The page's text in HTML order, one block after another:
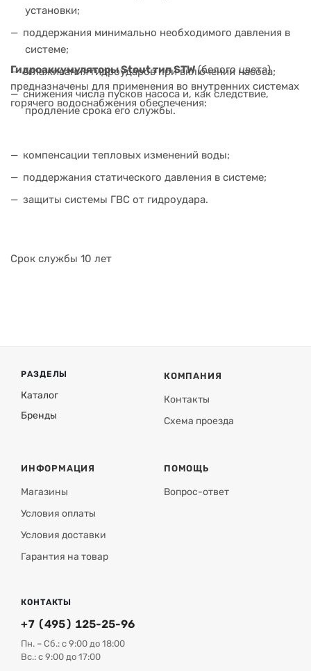
установки;
поддержания минимально необходимого давления в
системе;
сглаживания гидроударов при включении насоса;
снижения числа пусков насоса и, как следствие,
продление срока его службы.
Гидроаккумуляторы Stout тип STW(белого цвета)
предназначены для применения во внутренних системах
горячего водоснабжения обеспечения:
компенсации тепловых изменений воды;
поддержания статического давления в системе;
защиты системы ГВС от гидроудара.
Срок службы 10 лет
РАЗДЕЛЫ
Каталог
Бренды
КОМПАНИЯ
Контакты
Схема проезда
ИНФОРМАЦИЯ
Магазины
Условия оплаты
Условия доставки
Гарантия на товар
ПОМОЩЬ
Вопрос-ответ
КОНТАКТЫ
+7 (495) 125-25-96
Пн. – Сб.: с 9:00 до 18:00
Вс.: с 9:00 до 17:00